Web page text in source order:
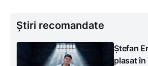
Știri recomandate
Ștefan
plasat